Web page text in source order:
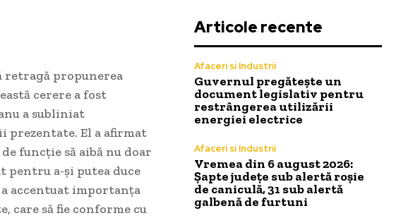
retragă propunerea
cerere a fost
a subliniat
prezentate. El a afirmat
funcție să aibă nu doar
pentru a-și putea duce
accentuat importanța
care să fie conforme cu
Articole recente
Afaceri si Industrii
Guvernul pregătește un
document legislativ pentru
restrângerea utilizării
energiei electrice
Afaceri si Industrii
Vremea din 6 august 2026:
Șapte județe sub alertă roșie
de caniculă, 31 sub alertă
galbenă de furtuni